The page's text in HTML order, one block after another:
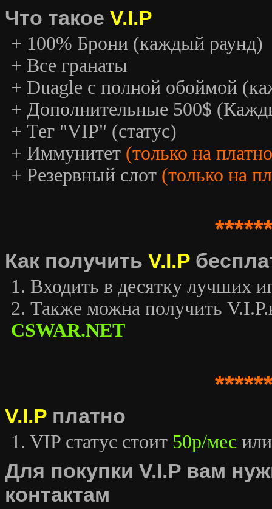
Что такое V.I.P
+ 100% Брони (каждый раунд)
+ Все гранаты
+ Duagle с полной обоймой
+ Дополнительные 500$
+ Тег "VIP" (статус)
+ Иммунитет (только на
+ Резервный слот (только на
Как получить V.I.P
1. Входить в десятку лучших
2. Также можна получить
CSWAR.NET
V.I.P платно
1. VIP статус стоит 50р/мес
Для покупки V.I.P вам
контактам